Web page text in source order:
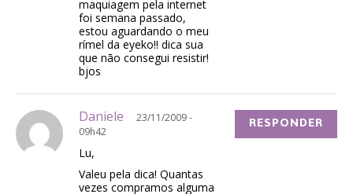
maquiagem pela internet
foi semana passado,
estou aguardando o meu
rímel da eyeko!! dica sua
que não consegui resistir!
bjos
Daniele
23/11/2009 -
09h42
Lu,
Valeu pela dica! Quantas
vezes compramos alguma
RESPONDER